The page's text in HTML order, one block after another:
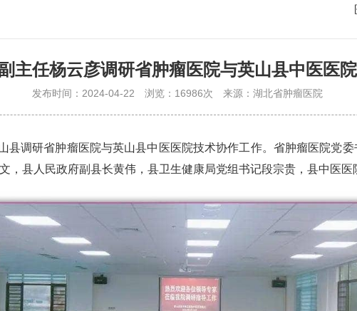
主任杨云彦调研省肿瘤医院与英山县中医医
发布时间：2024-04-22 浏览：16986次 来源：湖北省肿瘤医院
调研省肿瘤医院与英山县中医医院技术协作工作。省肿瘤医院党
，县人民政府副县长黄伟，县卫生健康局党组书记段宗贵，县中医医